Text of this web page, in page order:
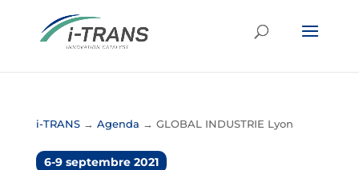
i-TRANS→ Agenda → GLOBAL INDUSTRIE Lyon
6-9 septembre 2021